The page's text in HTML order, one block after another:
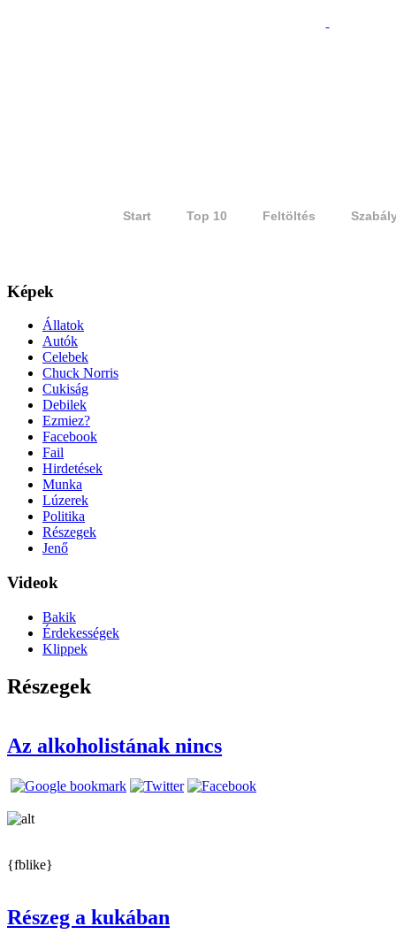
Start Top 10 Feltöltés
Képek
Állatok
Autók
Celebek
Chuck Norris
Cukiság
Debilek
Ezmiez?
Facebook
Fail
Hirdetések
Munka
Lúzerek
Politika
Részegek
Jenő
Videok
Bakik
Érdekességek
Klippek
Részegek
Az alkoholistának nincs
{fblike}
Részeg a kukában